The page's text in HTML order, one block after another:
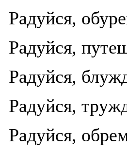
Радуйся,
Радуйся,
Радуйся,
Радуйся,
Радуйся,